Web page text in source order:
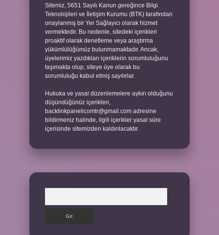
Sitemiz, 5651 Sayılı Kanun gereğince Bilgi
Teknolojileri ve İletişim Kurumu (BTK) tarafından
onaylanmış bir Yer Sağlayıcı olarak hizmet
vermektedir. Bu nedenle, sitedeki içerikleri
proaktif olarak denetleme veya araştırma
yükümlülüğümüz bulunmamaktadır. Ancak,
üyelerimiz yazdıkları içeriklerin sorumluluğunu
taşımakta olup, siteye üye olarak bu
sorumluluğu kabul etmiş sayılırlar.
Hukuka ve yasal düzenlemelere aykırı olduğunu
düşündüğünüz içerikleri,
backlinkpanelicomtr@gmail.com adresine
bildirmeniz halinde, ilgili içerikler yasal süre
içerisinde sitemizden kaldırılacaktır.